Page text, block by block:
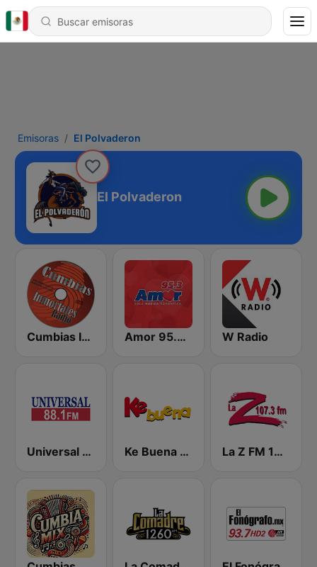
Emisoras El Polvaderon
El Polvaderon
Cumbias Inmortales Radio Amor 95.3 FM W Radio
Universal 88.1 FM Ke Buena 92.9 FM La Z FM 107.3